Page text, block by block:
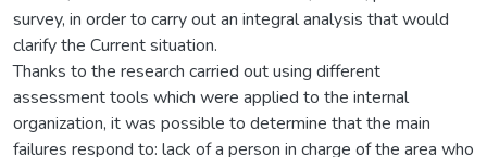
survey, in order to carry out an integral analysis that would
clarify the Current situation.
Thanks to the research carried out using different
assessment tools which were applied to the internal
organization, it was possible to determine that the main
failures respond to: lack of a person in charge of the area who